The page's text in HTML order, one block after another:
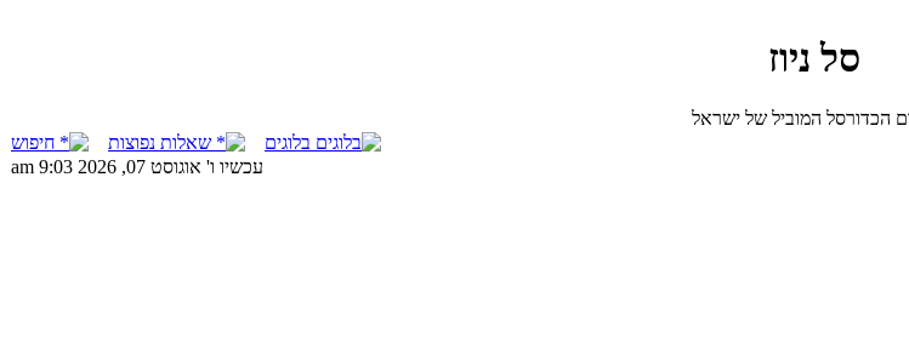
סל ניוז
הכדורסל המוביל של ישראל
בלוגים שאלות נפוצות
חיפוש
עכשיו ו' אוגוסט 07, 2026 9:03 am